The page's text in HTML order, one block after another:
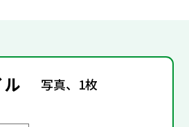
写真、1枚